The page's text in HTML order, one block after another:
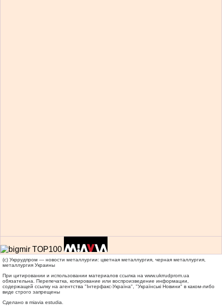
(c) Укррудпром — новости металлургии: цветная металлургия, черная металлургия,
металлургия Украины
При цитировании и использовании материалов ссылка на www.ukrrudprom.ua
обязательна. Перепечатка, копирование или воспроизведение информации,
содержащей ссылку на агентства "Iнтерфакс-Україна", "Українськi Новини" в каком-либо
виде строго запрещены
Сделано в miavia estudia.